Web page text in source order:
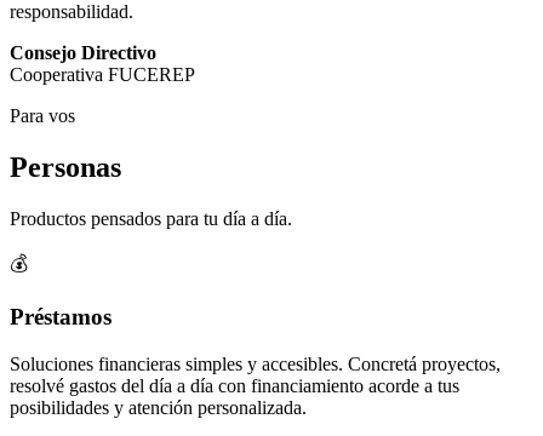
responsabilidad.
Consejo Directivo
Cooperativa FUCEREP
Para vos
Personas
Productos pensados para tu día a día.
💰
Préstamos
Soluciones financieras simples y accesibles. Concretá proyectos,
resolvé gastos del día a día con financiamiento acorde a tus
posibilidades y atención personalizada.